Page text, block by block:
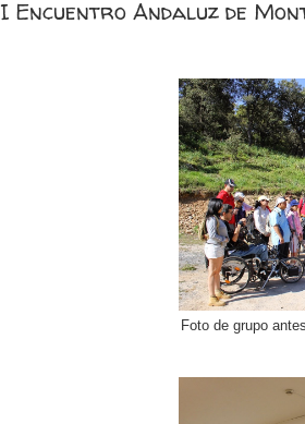
I Encuentro Andaluz de
Foto de grupo